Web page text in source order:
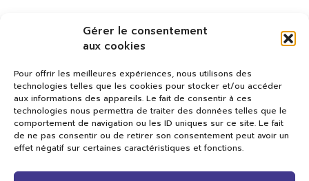
Gérer le consentement
aux cookies
Pour offrir les meilleures expériences, nous utilisons des
technologies telles que les cookies pour stocker et/ou accéder
aux informations des appareils. Le fait de consentir à ces
technologies nous permettra de traiter des données telles que le
comportement de navigation ou les ID uniques sur ce site. Le fait
de ne pas consentir ou de retirer son consentement peut avoir un
effet négatif sur certaines caractéristiques et fonctions.
Val TV